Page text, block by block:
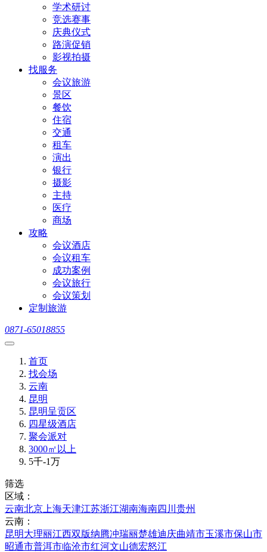
学术研讨
竞选赛事
庆典仪式
路演促销
影视拍摄
找服务
会议旅游
景区
餐饮
住宿
交通
租车
演出
银行
摄影
主持
医疗
商场
攻略
会议酒店
会议租车
成功案例
会议旅行
会议策划
定制旅游
0871-65018855
首页
找会场
云南
昆明
昆明呈贡区
四星级酒店
聚会派对
3000㎡以上
5千-1万
筛选
区域：
云南北京 上海天津江苏浙江湖南海南四川 贵州
云南：
昆明大理丽江西双版纳腾冲瑞丽楚雄迪庆曲靖市玉溪市保山市
昭通市普洱市临沧市红河文山德宏怒江